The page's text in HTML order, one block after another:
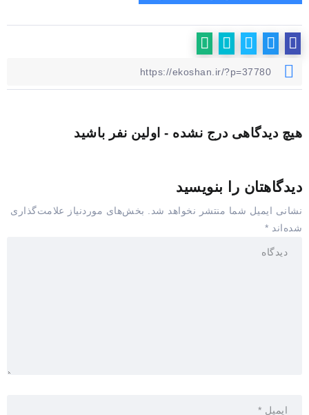
هیچ دیدگاهی درج نشده - اولین نفر باشید
دیدگاهتان را بنویسید
نشانی ایمیل شما منتشر نخواهد شد.
بخش‌های موردنیاز علامت‌گذاری
شده‌اند *